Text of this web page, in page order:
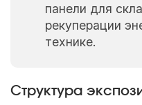
панели для
рекуперации
технике.
Структура